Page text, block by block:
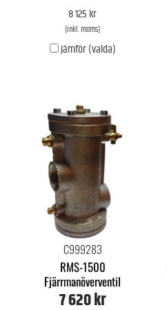
8 125 kr
(inkl. moms)
Jämför (valda)
C999283
RMS-1500
Fjärrmanöverventil
7 620 kr